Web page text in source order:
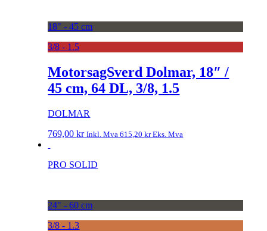
18" - 45 cm
3/8 - 1.5
MotorsagSverd Dolmar, 18″ /
45 cm, 64 DL, 3/8, 1.5
DOLMAR
769,00kr Inkl. Mva615,20krEks. Mva
PRO SOLID
24" - 60 cm
3/8 - 1.3